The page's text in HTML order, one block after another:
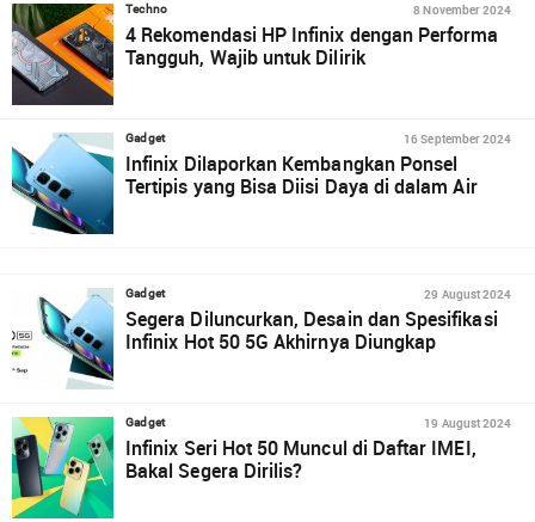
Techno 8 November 2024
4 Rekomendasi HP Infinix dengan Performa
Tangguh, Wajib untuk Dilirik
Gadget 16 September 2024
Infinix Dilaporkan Kembangkan Ponsel
Tertipis yang Bisa Diisi Daya di dalam Air
Gadget 29 August 2024
Segera Diluncurkan, Desain dan Spesifikasi
Infinix Hot 50 5G Akhirnya Diungkap
Gadget 19 August 2024
Infinix Seri Hot 50 Muncul di Daftar IMEI,
Bakal Segera Dirilis?